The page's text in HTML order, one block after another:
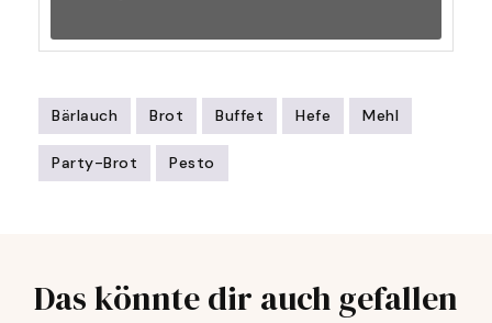
Bärlauch Brot Buffet Hefe Mehl
Party-Brot Pesto
Das könnte dir auch gefallen